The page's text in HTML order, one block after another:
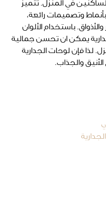
في المنزل. تتميز
وتصميمات رائعة،
باستخدام الألوان
يمكن ان تحسن جمالية
لذا فإن لوحات الجدارية
والجذاب.